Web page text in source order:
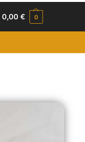
0,00€ 0